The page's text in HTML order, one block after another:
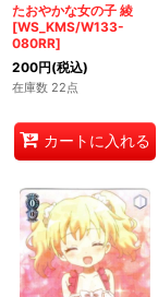
たおやかな女の子 綾
[WS_KMS/W133-
080RR]
200円(税込)
在庫数 22点
カートに入れる